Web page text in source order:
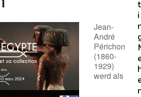
Jean-
André
Périchon
(1860-
1929)
werd als
t
i